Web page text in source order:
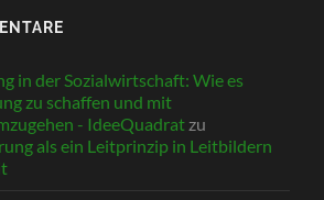
in der Sozialwirtschaft: Wie es
zu schaffen und mit
- IdeeQuadrat zu
als ein Leitprinzip in Leitbildern